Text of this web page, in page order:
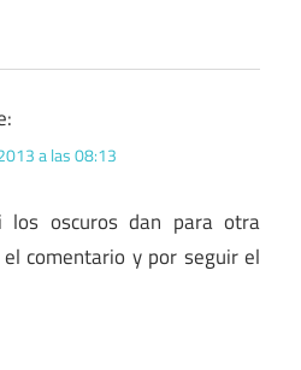
a las 08:13
los oscuros dan para otra
comentario y por seguir el